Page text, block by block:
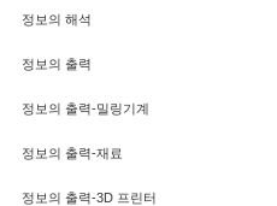
정보의 해석
정보의 출력
정보의 출력-밀링기계
정보의 출력-재료
정보의 출력-3D 프린터